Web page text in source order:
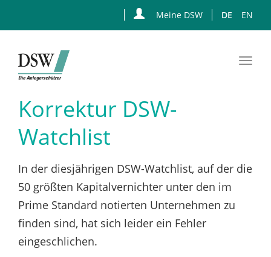
Hauptinhalt
springen
Meine DSW DE EN
Korrektur DSW-
Watchlist
In der diesjährigen DSW-Watchlist, auf der die
50 größten Kapitalvernichter unter den im
Prime Standard notierten Unternehmen zu
finden sind, hat sich leider ein Fehler
eingeschlichen.